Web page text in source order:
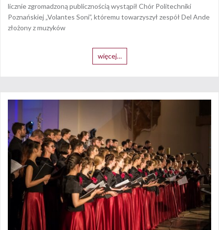
licznie zgromadzoną publicznością wystąpił Chór Politechniki
Poznańskiej „Volantes Soni”, któremu towarzyszył zespół Del Ande
złożony z muzyków
więcej…